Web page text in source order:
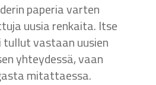
paperia varten
uusia renkaita. Itse
tullut vastaan uusien
yhteydessä, vaan
mitattaessa.